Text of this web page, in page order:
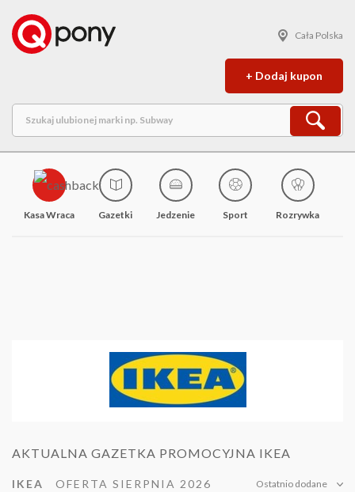
Cała Polska
+ Dodaj kupon
Kasa Wraca Gazetki Jedzenie Sport Rozrywka
AKTUALNA GAZETKA PROMOCYJNA IKEA
Ostatnio dodane
IKEA OFERTA SIERPNIA 2026